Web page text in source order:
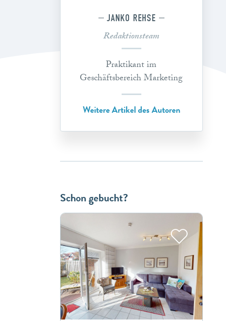
JANKO REHSE
Redaktionsteam
Praktikant im
Geschäftsbereich Marketing
Weitere Artikel des Autoren
Schon gebucht?